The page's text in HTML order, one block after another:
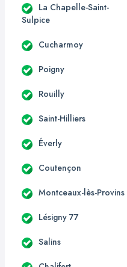
La Chapelle-Saint-
Sulpice
Cucharmoy
Poigny
Rouilly
Saint-Hilliers
Éverly
Coutençon
Montceaux-lès-Provins
Lésigny 77
Salins